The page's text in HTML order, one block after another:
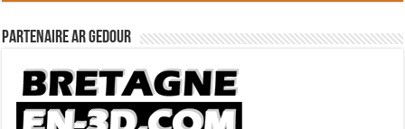
Partenaire Ar Gedour